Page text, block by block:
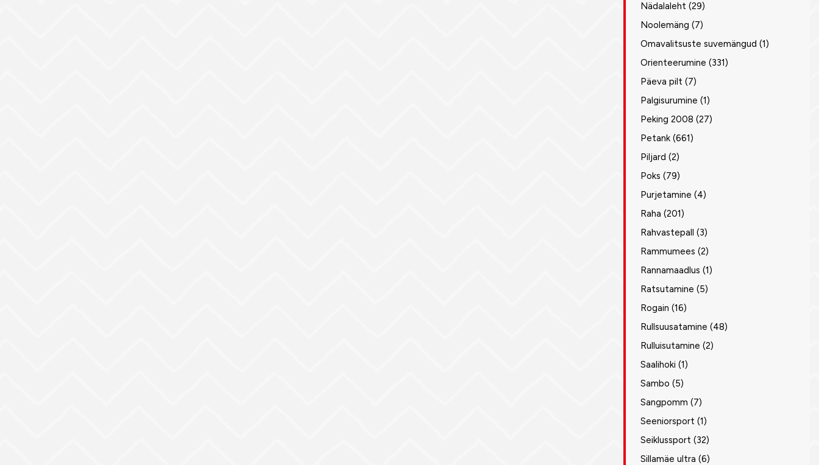
Nädalaleht (29)
Noolemäng (7)
Omavalitsuste suvemängud (1)
Orienteerumine (331)
Päeva pilt (7)
Palgisurumine (1)
Peking 2008 (27)
Petank (661)
Piljard (2)
Poks (79)
Purjetamine (4)
Raha (201)
Rahvastepall (3)
Rammumees (2)
Rannamaadlus (1)
Ratsutamine (5)
Rogain (16)
Rullsuusatamine (48)
Rulluisutamine (2)
Saalihoki (1)
Sambo (5)
Sangpomm (7)
Seeniorsport (1)
Seiklussport (32)
Sillamäe ultra (6)